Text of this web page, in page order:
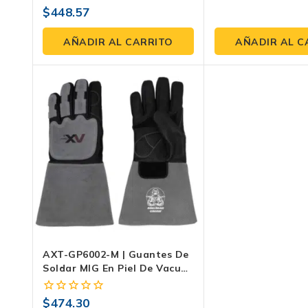
0
fuera
5
$448.57
AÑADIR AL CARRITO AÑADIR AL
AXT-GP6002-M | Guantes De
Soldar MIG En Piel De Vacuno
Con Hilo Kevlar® – Puño 34
Cm
0
$474.30